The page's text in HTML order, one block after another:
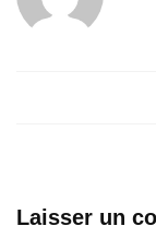
Laisser un